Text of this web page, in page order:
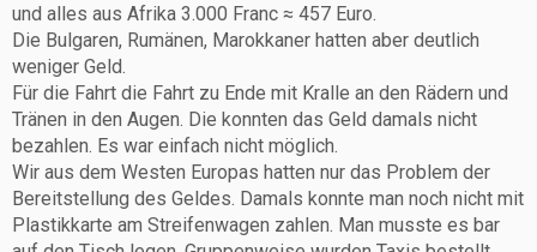
und alles aus Afrika 3.000 Franc ≈ 457 Euro.
Die Bulgaren, Rumänen, Marokkaner hatten aber deutlich
weniger Geld.
Für die Fahrt die Fahrt zu Ende mit Kralle an den Rädern und
Tränen in den Augen. Die konnten das Geld damals nicht
bezahlen. Es war einfach nicht möglich.
Wir aus dem Westen Europas hatten nur das Problem der
Bereitstellung des Geldes. Damals konnte man noch nicht mit
Plastikkarte am Streifenwagen zahlen. Man musste es bar